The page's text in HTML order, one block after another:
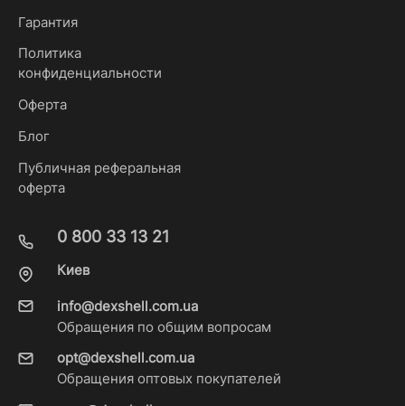
Гарантия
Политика
конфиденциальности
Оферта
Блог
Публичная реферальная
оферта
0 800 33 13 21
Киев
info@dexshell.com.ua
Обращения по общим вопросам
opt@dexshell.com.ua
Обращения оптовых покупателей